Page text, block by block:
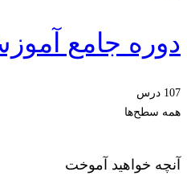
دوره جامع
107 درس
همه سطح‌ها
آنچه خواهید آموخت